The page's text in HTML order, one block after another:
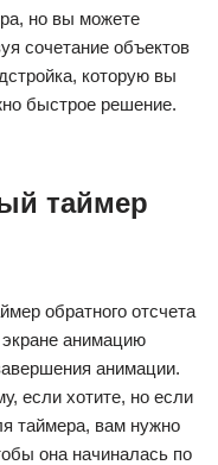
но вы можете
сочетание объектов
которую вы
быстрое решение.
таймер
обратного отсчета
анимацию
анимации.
если хотите, но если
таймера, вам нужно
она начиналась по